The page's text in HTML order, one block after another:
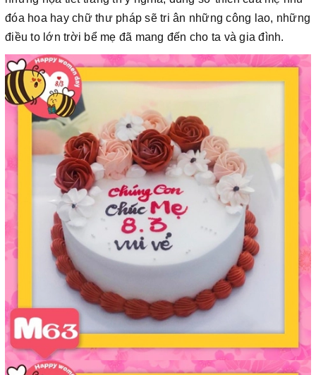
đóa hoa hay chữ thư pháp sẽ tri ân những công lao, những
điều to lớn trời bể mẹ đã mang đến cho ta và gia đình.